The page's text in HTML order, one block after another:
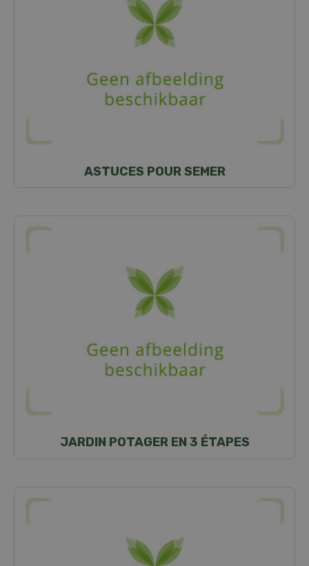
ASTUCES POUR SEMER
JARDIN POTAGER EN 3 ÉTAPES